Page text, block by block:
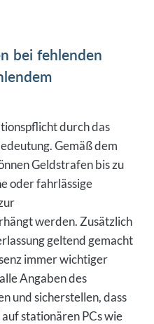
bei fehlenden
durch das
Gemäß dem
Geldstrafen bis zu
oder fahrlässige
werden. Zusätzlich
geltend gemacht
immer wichtiger
Angaben des
und sicherstellen, dass
stationären PCs wie